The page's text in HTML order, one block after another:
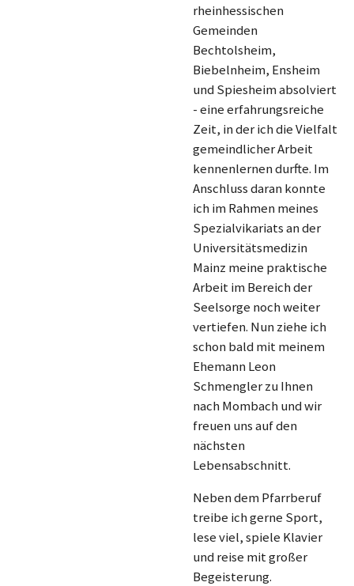
rheinhessischen
Gemeinden
Bechtolsheim,
Biebelnheim, Ensheim
und Spiesheim absolviert
- eine erfahrungsreiche
Zeit, in der ich die Vielfalt
gemeindlicher Arbeit
kennenlernen durfte. Im
Anschluss daran konnte
ich im Rahmen meines
Spezialvikariats an der
Universitätsmedizin
Mainz meine praktische
Arbeit im Bereich der
Seelsorge noch weiter
vertiefen. Nun ziehe ich
schon bald mit meinem
Ehemann Leon
Schmengler zu Ihnen
nach Mombach und wir
freuen uns auf den
nächsten
Lebensabschnitt.
Neben dem Pfarrberuf
treibe ich gerne Sport,
lese viel, spiele Klavier
und reise mit großer
Begeisterung.